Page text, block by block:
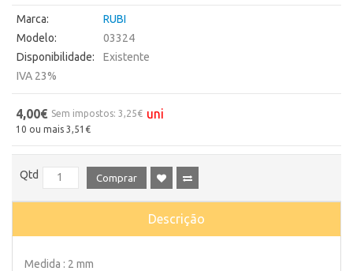
Marca:
RUBI
Modelo:
03324
Disponibilidade:
Existente
IVA 23%
4,00€ Sem impostos: 3,25€ uni
10 ou mais 3,51€
Qtd Comprar
Descrição
Medida : 2 mm